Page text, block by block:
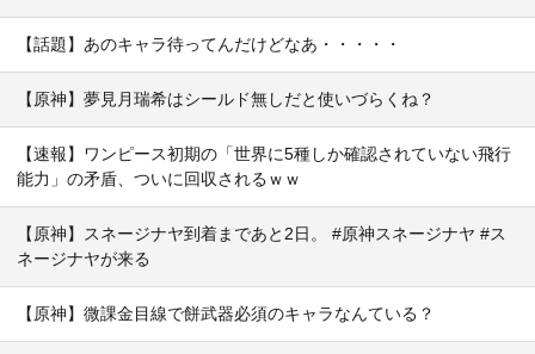
【話題】あのキャラ待ってんだけどなあ・・・・・
【原神】夢見月瑞希はシールド無しだと使いづらくね？
【速報】ワンピース初期の「世界に5種しか確認されていない飛行
能力」の矛盾、ついに回収されるｗｗ
【原神】スネージナヤ到着まであと2日。 #原神スネージナヤ #ス
ネージナヤが来る
【原神】微課金目線で餅武器必須のキャラなんている？